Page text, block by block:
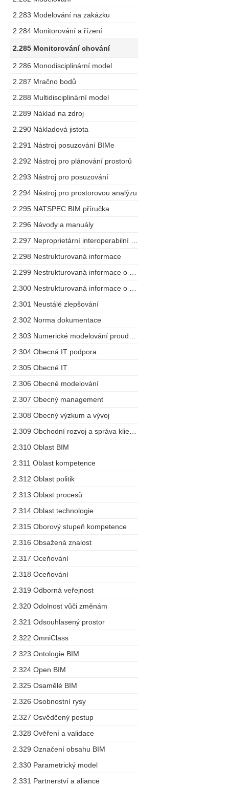
2.283 Modelování na zakázku
2.284 Monitorování a řízení
2.285 Monitorování chování
2.286 Monodisciplinární model
2.287 Mračno bodů
2.288 Multidisciplinární model
2.289 Náklad na zdroj
2.290 Nákladová jistota
2.291 Nástroj posuzování BIMe
2.292 Nástroj pro plánování prostorů
2.293 Nástroj pro posuzování
2.294 Nástroj pro prostorovou analýzu
2.295 NATSPEC BIM příručka
2.296 Návody a manuály
2.298 Nestrukturovaná informace
2.301 Neustálé zlepšování
2.302 Norma dokumentace
2.304 Obecná IT podpora
2.305 Obecné IT
2.306 Obecné modelování
2.307 Obecný management
2.308 Obecný výzkum a vývoj
2.310 Oblast BIM
2.311 Oblast kompetence
2.312 Oblast politik
2.313 Oblast procesů
2.314 Oblast technologie
2.315 Oborový stupeň kompetence
2.316 Obsažená znalost
2.317 Oceňování
2.318 Oceňování
2.319 Odborná veřejnost
2.320 Odolnost vůči změnám
2.321 Odsouhlasený prostor
2.322 OmniClass
2.323 Ontologie BIM
2.324 Open BIM
2.325 Osamělé BIM
2.326 Osobnostní rysy
2.327 Osvědčený postup
2.328 Ověření a validace
2.329 Označení obsahu BIM
2.330 Parametrický model
2.331 Partnerství a aliance